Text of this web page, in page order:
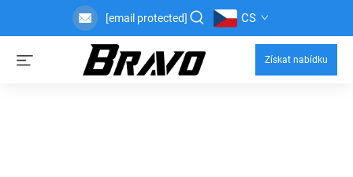
[email protected] CS
Získat nabídku